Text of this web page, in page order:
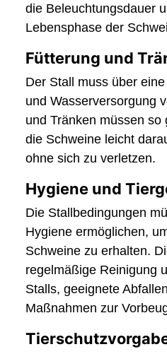
die Beleuchtungsdauer
Lebensphase der
Fütterung und
Der Stall muss über
und Wasserversorgung
und Tränken müssen so
die Schweine leicht
ohne sich zu verletzen.
Hygiene und
Die Stallbedingungen
Hygiene ermöglichen,
Schweine zu erhalten.
regelmäßige Reinigung
Stalls, geeignete
Maßnahmen zur